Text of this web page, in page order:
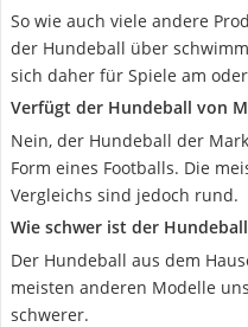
So wie auch viele andere
der Hundeball über
sich daher für Spiele am
Verfügt der Hundeball von
Nein, der Hundeball der
Form eines Footballs. Die
Vergleichs sind jedoch rund.
Wie schwer ist der
Der Hundeball aus dem
meisten anderen Modelle
schwerer.